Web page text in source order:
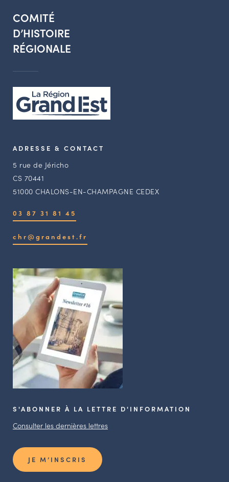
COMITÉ
D’HISTOIRE
RÉGIONALE
ADRESSE & CONTACT
5 rue de Jéricho
CS 70441
51000 CHALONS-EN-CHAMPAGNE CEDEX
03 87 31 81 45
chr@grandest.fr
S'ABONNER À LA LETTRE D'INFORMATION
Consulter les dernières lettres
JE M’INSCRIS